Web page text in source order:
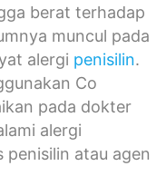
berat terhadap
muncul pada
alergi penisilin.
Co
pada dokter
alergi
penisilin atau agen